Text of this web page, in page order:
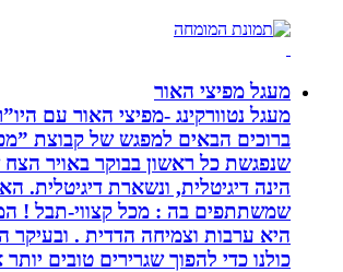
מעגל מפיצי האור
מעגל נטוורקינג -מפיצי האור עם היו”ר
ברוכים הבאים למפגש של קבוצת ”מפיצי
שנפגשת כל ראשון בבוקר באויר הצח של
הינה דיגיטלית, ונשארת דיגיטלית. האנשים
שמשתתפים בה : מכל קצווי-תבל !
היא ערבות וצמיחה הדדית . ובעיקר
כולנו כדי להפוך שגרירים טובים יותר אחד